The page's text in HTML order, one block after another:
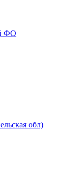
ФО
обл)